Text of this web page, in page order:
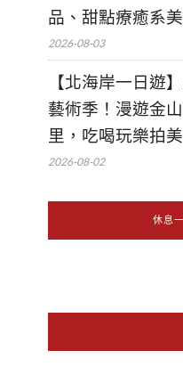
品、甜點療癒系
2026-08-03
【北海岸一日遊
藝術季！漫遊金
里，吃喝玩樂拍
2026-08-02
休息